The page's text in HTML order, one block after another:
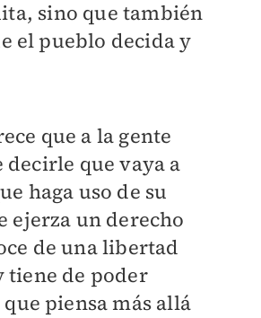
sino que también
el pueblo decida y
que a la gente
decirle que vaya a
haga uso de su
ejerza un derecho
de una libertad
tiene de poder
piensa más allá